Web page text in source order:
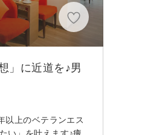
」に近道を♪男
以上のベテランエス
い」を叶えます♪痩